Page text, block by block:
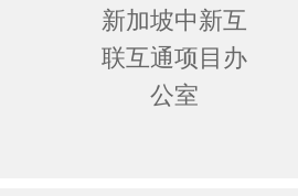
新加坡中新互
联互通项目办
公室